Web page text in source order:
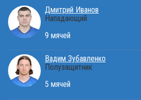
Дмитрий Иванов
Нападающий
9 мячей
Вадим Зубавленко
Полузащитник
5 мячей